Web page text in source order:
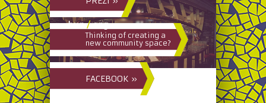
hun/eng
Thinking of creating a
new community space?
FACEBOOK »